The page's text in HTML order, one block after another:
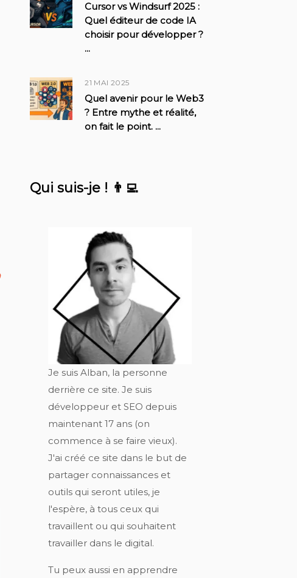
Cursor vs Windsurf 2025 :
Quel éditeur de code IA
choisir pour développer ?
...
21 MAI 2025
Quel avenir pour le Web3
? Entre mythe et réalité,
on fait le point. ...
Qui suis-je ! 👨‍💻
Je suis Alban, la personne
derrière ce site. Je suis
développeur et SEO depuis
maintenant 17 ans (on
commence à se faire vieux).
J'ai créé ce site dans le but de
partager connaissances et
outils qui seront utiles, je
l'espère, à tous ceux qui
travaillent ou qui souhaitent
travailler dans le digital.
Tu peux aussi en apprendre